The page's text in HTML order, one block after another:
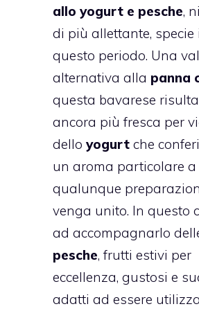
allo yogurt e pesche,
di più allettante, specie
questo periodo. Una
alternativa alla panna
questa bavarese risulta
ancora più fresca per
delloyogurt che
un aroma particolare a
qualunque
venga unito. In questo
ad accompagnarlo
pesche, frutti estivi per
eccellenza, gustosi e
adatti ad essere